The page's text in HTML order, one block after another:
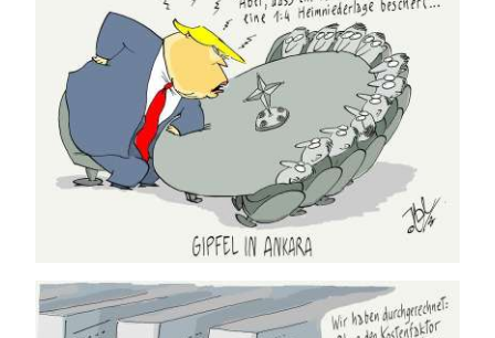
03.07.2026